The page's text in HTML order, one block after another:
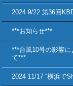
2024 9/22 第36回
***お知らせ***
***台風10号の影響
て***
2024 11/17 “横浜で